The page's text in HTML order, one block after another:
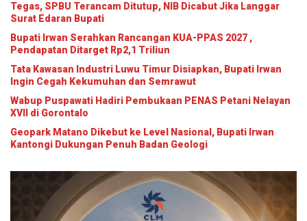
Tegas, SPBU Terancam Ditutup, NIB Dicabut Jika Langgar
Surat Edaran Bupati
Bupati Irwan Serahkan Rancangan KUA-PPAS 2027 ,
Pendapatan Ditarget Rp2,1 Triliun
Tata Kawasan Industri Luwu Timur Disiapkan, Bupati Irwan
Ingin Cegah Kekumuhan dan Semrawut
Wabup Puspawati Hadiri Pembukaan PENAS Petani Nelayan
XVII di Gorontalo
Geopark Matano Dikebut ke Level Nasional, Bupati Irwan
Kantongi Dukungan Penuh Badan Geologi